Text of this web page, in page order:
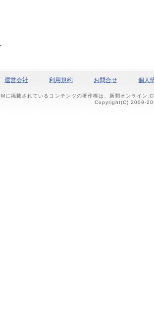
運営会社 利用規約 お問合せ 個人
に掲載されているコンテンツの著作権は、新聞オンライン
Copyright(C) 2009-